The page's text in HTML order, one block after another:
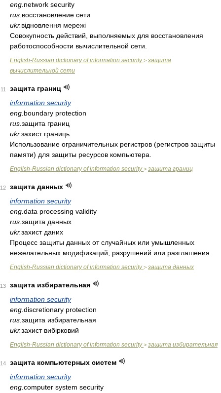
eng. network security
rus. восстановление сети
ukr. відновлення мережі
Совокупность действий, выполняемых для восстановления
работоспособности вычислительной сети.
English-Russian dictionary of information security> защита
вычислительной сети
11
защита границ
information security
eng. boundary protection
rus. защита границ
ukr.захист границь
Использование ограничительных регистров (регистров защиты
памяти) для защиты ресурсов компьютера.
English-Russian dictionary of information security> защита границ
12
защита данных
information security
eng. data processing validity
rus. защита данных
ukr.захист даних
Процесс защиты данных от случайных или умышленных
нежелательных модификаций, разрушений или разглашения.
English-Russian dictionary of information security> защита данных
13
защита избирательная
information security
eng. discretionary protection
rus. защита избирательная
ukr.захист вибірковий
English-Russian dictionary of information security> защита избирательная
14
защита компьютерных систем
information security
eng. computer system security